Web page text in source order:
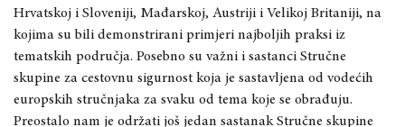
Hrvatskoj i Sloveniji, Mađarskoj, Austriji i Velikoj Britaniji, na
kojima su bili demonstrirani primjeri najboljih praksi iz
tematskih područja. Posebno su važni i sastanci Stručne
skupine za cestovnu sigurnost koja je sastavljena od vodećih
europskih stručnjaka za svaku od tema koje se obrađuju.
Preostalo nam je održati još jedan sastanak Stručne skupine